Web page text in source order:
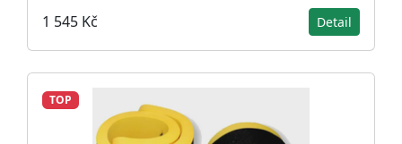
1 545 Kč Detail
TOP